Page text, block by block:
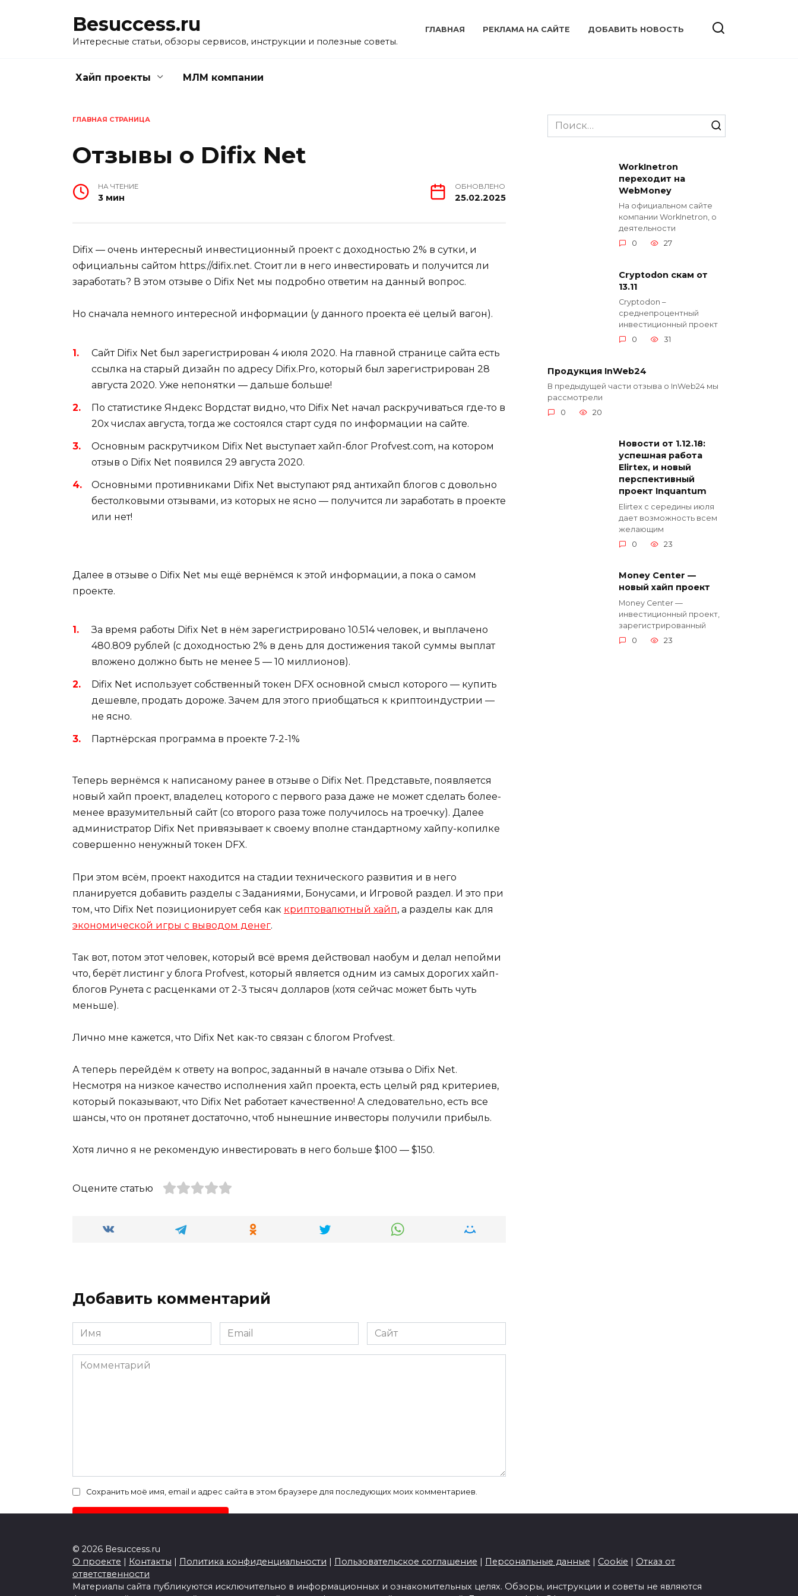
Besuccess.ru
Интересные статьи, обзоры сервисов, инструкции и полезные советы.
ГЛАВНАЯ РЕКЛАМА НА САЙТЕ ДОБАВИТЬ НОВОСТЬ
Хайп проекты МЛМ компании
ГЛАВНАЯ СТРАНИЦА
Отзывы о Difix Net
НА ЧТЕНИЕ
3 мин
ОБНОВЛЕНО
25.02.2025
Difix — очень интересный инвестиционный проект с доходностью 2% в сутки, и
официальны сайтом https://difix.net. Стоит ли в него инвестировать и получится ли
заработать? В этом отзыве о Difix Net мы подробно ответим на данный вопрос.
Но сначала немного интересной информации (у данного проекта её целый вагон).
Сайт Difix Net был зарегистрирован 4 июля 2020. На главной странице сайта есть
ссылка на старый дизайн по адресу Difix.Pro, который был зарегистрирован 28
августа 2020. Уже непонятки — дальше больше!
По статистике Яндекс Вордстат видно, что Difix Net начал раскручиваться где-то в
20х числах августа, тогда же состоялся старт судя по информации на сайте.
Основным раскрутчиком Difix Net выступает хайп-блог Profvest.com, на котором
отзыв о Difix Net появился 29 августа 2020.
Основными противниками Difix Net выступают ряд антихайп блогов с довольно
бестолковыми отзывами, из которых не ясно — получится ли заработать в проекте
или нет!
Далее в отзыве о Difix Net мы ещё вернёмся к этой информации, а пока о самом
проекте.
За время работы Difix Net в нём зарегистрировано 10.514 человек, и выплачено
480.809 рублей (с доходностью 2% в день для достижения такой суммы выплат
вложено должно быть не менее 5 — 10 миллионов).
Difix Net использует собственный токен DFX основной смысл которого — купить
дешевле, продать дороже. Зачем для этого приобщаться к криптоиндустрии —
не ясно.
Партнёрская программа в проекте 7-2-1%
Теперь вернёмся к написаному ранее в отзыве о Difix Net. Представьте, появляется
новый хайп проект, владелец которого с первого раза даже не может сделать более-
менее вразумительный сайт (со второго раза тоже получилось на троечку). Далее
администратор Difix Net привязывает к своему вполне стандартному хайпу-копилке
совершенно ненужный токен DFX.
При этом всём, проект находится на стадии технического развития и в него
планируется добавить разделы с Заданиями, Бонусами, и Игровой раздел. И это при
том, что Difix Net позиционирует себя как криптовалютный хайп, а разделы как для
экономической игры с выводом денег.
Так вот, потом этот человек, который всё время действовал наобум и делал непойми
что, берёт листинг у блога Profvest, который является одним из самых дорогих хайп-
блогов Рунета с расценками от 2-3 тысяч долларов (хотя сейчас может быть чуть
меньше).
Лично мне кажется, что Difix Net как-то связан с блогом Profvest.
А теперь перейдём к ответу на вопрос, заданный в начале отзыва о Difix Net.
Несмотря на низкое качество исполнения хайп проекта, есть целый ряд критериев,
который показывают, что Difix Net работает качественно! А следовательно, есть все
шансы, что он протянет достаточно, чтоб нынешние инвесторы получили прибыль.
Хотя лично я не рекомендую инвестировать в него больше $100 — $150.
Оцените статью
Добавить комментарий
Имя
*
Email
*
Сайт
Комментарий
Сохранить моё имя, email и адрес сайта в этом браузере для последующих моих комментариев.
Search
for:
WorkInetron
переходит на
WebMoney
На официальном сайте
компании WorkInetron, о
деятельности
0
27
Cryptodon скам от
13.11
Cryptodon –
среднепроцентный
инвестиционный проект
0
31
Продукция InWeb24
В предыдущей части отзыва о InWeb24 мы
рассмотрели
0
20
Новости от 1.12.18:
успешная работа
Elirtex, и новый
перспективный
проект Inquantum
Elirtex с середины июля
дает возможность всем
желающим
0
23
Money Center —
новый хайп проект
Money Center —
инвестиционный проект,
зарегистрированный
0
23
© 2026 Besuccess.ru
О проекте | Контакты | Политика конфиденциальности | Пользовательское соглашение | Персональные данные | Cookie | Отказ от
ответственности
Материалы сайта публикуются исключительно в информационных и ознакомительных целях. Обзоры, инструкции и советы не являются